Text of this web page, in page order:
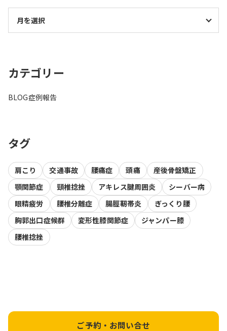
カテゴリー
BLOG症例報告
タグ
肩こり 交通事故 腰痛症 頭痛
産後骨盤矯正
顎関節症
頸椎捻挫 アキレス腱周囲炎
シーバー病
眼精疲労
腰椎分離症 腸脛靭帯炎
ぎっくり腰
胸郭出口症候群
変形性膝関節症
ジャンパー膝
腰椎捻挫
ご予約・お問い合せ